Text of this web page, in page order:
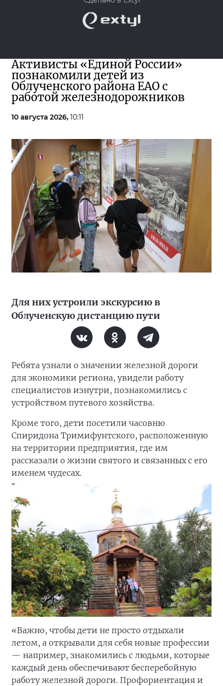
Активисты «Единой России»
познакомили детей из
Облученского района ЕАО с
работой железнодорожников
10 августа 2026, 10:11
Для них устроили экскурсию в
Облученскую дистанцию пути
Ребята узнали о значении железной дороги
для экономики региона, увидели работу
специалистов изнутри, познакомились с
устройством путевого хозяйства.
Кроме того, дети посетили часовню
Спиридона Тримифунтского, расположенную
на территории предприятия, где им
рассказали о жизни святого и связанных с его
именем чудесах.
«Важно, чтобы дети не просто отдыхали
летом, а открывали для себя новые профессии
— например, знакомились с людьми, которые
каждый день обеспечивают бесперебойную
работу железной дороги. Профориентация и